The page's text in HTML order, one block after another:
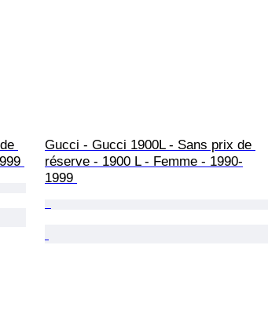
Gucci - Gucci 1900L - Sans prix de
réserve - 1900 L - Femme - 1990-
1999